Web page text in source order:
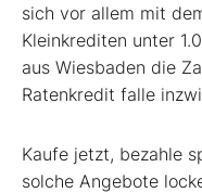
sich vor allem mit
Kleinkrediten unter
aus Wiesbaden die
Ratenkredit falle
Kaufe jetzt, bezahle
solche Angebote